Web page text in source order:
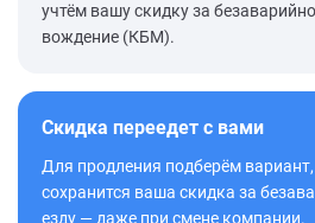
учтём вашу скидку за
вождение (КБМ).
Скидка переедет с вами
Для продления подберём вариант,
сохранится ваша скидка за
езду — даже при смене компании.